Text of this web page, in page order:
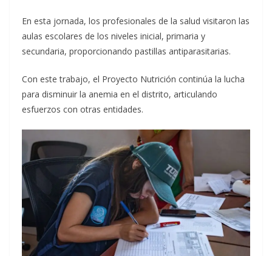
En esta jornada, los profesionales de la salud visitaron las
aulas escolares de los niveles inicial, primaria y
secundaria, proporcionando pastillas antiparasitarias.
Con este trabajo, el Proyecto Nutrición continúa la lucha
para disminuir la anemia en el distrito, articulando
esfuerzos con otras entidades.